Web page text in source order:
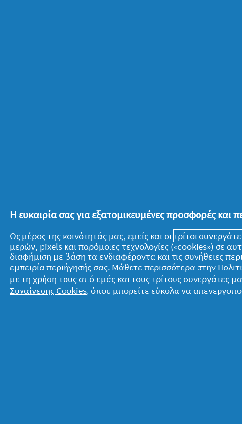
Να θυμάσαι πως όσο δύσκολο είναι να
καθαριότητα, τόσο… εύκολο είναι να το
το κατάλληλο σύστημα καθαρισμού και
οργανώσεις καταλλήλως τον χρόνο σου!
καταφέρεις δίχως να κουραστείς και
Η ευκαιρία σας για εξατομικευμένες προσφορές
Ως μέρος της κοινότητάς μας, εμείς και οιτρίτοι
μερών, pixels και παρόμοιες τεχνολογίες («cookies») σε
διαφήμιση με βάση τα ενδιαφέροντα και τις συνήθειες
εμπειρία περιήγησής σας. Μάθετε περισσότερα στην
με τη χρήση τους από εμάς και τους τρίτους
Συναίνεσης Cookies, όπου μπορείτε εύκολα να